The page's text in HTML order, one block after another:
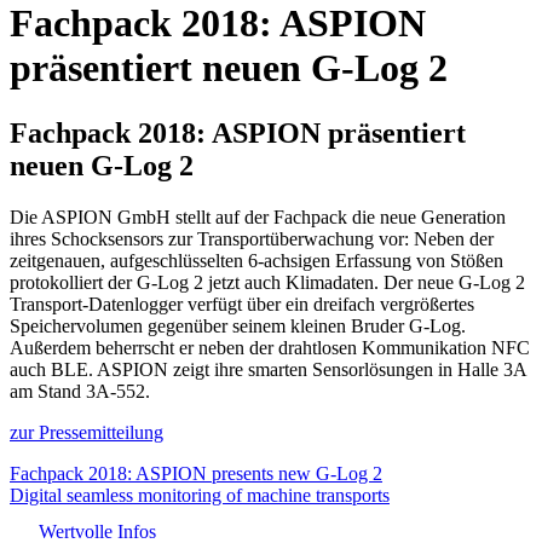
Fachpack 2018: ASPION
präsentiert neuen G-Log 2
Fachpack 2018: ASPION präsentiert
neuen G-Log 2
Die ASPION GmbH stellt auf der Fachpack die neue Generation
ihres Schocksensors zur Transportüberwachung vor: Neben der
zeitgenauen, aufgeschlüsselten 6-achsigen Erfassung von Stößen
protokolliert der G-Log 2 jetzt auch Klimadaten. Der neue G-Log 2
Transport-Datenlogger verfügt über ein dreifach vergrößertes
Speichervolumen gegenüber seinem kleinen Bruder G-Log.
Außerdem beherrscht er neben der drahtlosen Kommunikation NFC
auch BLE. ASPION zeigt ihre smarten Sensorlösungen in Halle 3A
am Stand 3A-552.
zur Pressemitteilung
Beitrags-
Navigation
Fachpack 2018: ASPION presents new G-Log 2
Digital seamless monitoring of machine transports
Wertvolle Infos